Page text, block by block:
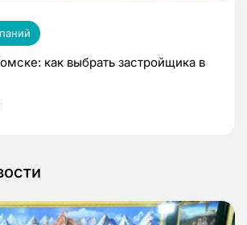
как выбрать застройщика в